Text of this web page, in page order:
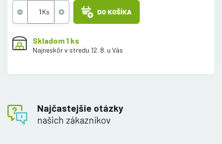
DO KOŠÍKA
Skladom 1 ks
Najneskôr v stredu 12. 8. u Vás
Najčastejšie otázky
našich zákazníkov